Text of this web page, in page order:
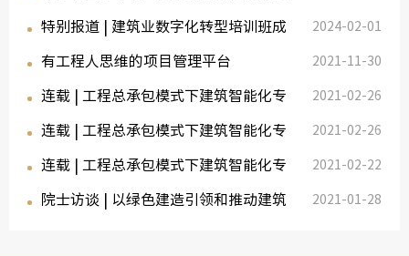
新行动的意...
特别报道 | 建筑业数字化转型培训班成
功举办
2024-02-01
有工程人思维的项目管理平台 2021-11-30
连载 | 工程总承包模式下建筑智能化专
业承包...
2021-02-26
连载 | 工程总承包模式下建筑智能化专
业承包...
2021-02-26
连载 | 工程总承包模式下建筑智能化专
业承包...
2021-02-22
院士访谈 | 以绿色建造引领和推动建筑 2021-01-28